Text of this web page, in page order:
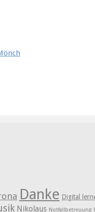
Danke Digital
Nikolaus Notfallbetreuung